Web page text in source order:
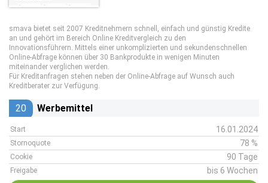
smava bietet seit 2007 Kreditnehmern schnell, einfach und günstig Kredite
an und gehört im Bereich Online Kreditvergleich zu den
Innovationsführern. Mittels einer unkomplizierten und sekundenschnellen
Online-Abfrage können über 30 Bankprodukte in wenigen Minuten
miteinander verglichen werden.
Für Kreditanfragen stehen neben der Online-Abfrage auf Wunsch auch
Kreditberater zur Verfügung.
20 Werbemittel
Start 16.01.2024
Stornoquote 78 %
Cookie 90 Tage
Freigabe bis 6 Wochen